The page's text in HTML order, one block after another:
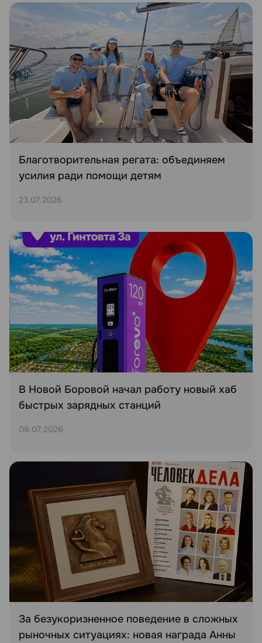
Благотворительная регата: объединяем
усилия ради помощи детям
23.07.2026
В Новой Боровой начал работу новый хаб
быстрых зарядных станций
09.07.2026
За безукоризненное поведение в сложных
рыночных ситуациях: новая награда Анны